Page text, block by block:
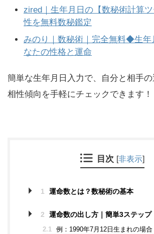
zired｜生年月日の【数秘術計算
性を無料数秘鑑定
みのり｜数秘術｜完全無料◆生年
なたの性格と運命
簡単な生年月日入力で、自分と相手の
相性傾向を手軽にチェックできます！
目次 [非表示]
1 運命数とは？数秘術の基本
2 運命数の出し方｜簡単3ステップ
2.1 例：1990年7月12日生まれの場合